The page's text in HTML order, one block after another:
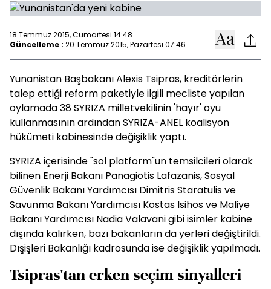
18 Temmuz 2015, Cumartesi 14:48
Güncelleme : 20 Temmuz 2015, Pazartesi 07:46
Yunanistan Başbakanı Alexis Tsipras, kreditörlerin
talep ettiği reform paketiyle ilgili mecliste yapılan
oylamada 38 SYRIZA milletvekilinin 'hayır' oyu
kullanmasının ardından SYRIZA-ANEL koalisyon
hükümeti kabinesinde değişiklik yaptı.
SYRIZA içerisinde "sol platform"un temsilcileri olarak
bilinen Enerji Bakanı Panagiotis Lafazanis, Sosyal
Güvenlik Bakanı Yardımcısı Dimitris Staratulis ve
Savunma Bakanı Yardımcısı Kostas Isihos ve Maliye
Bakanı Yardımcısı Nadia Valavani gibi isimler kabine
dışında kalırken, bazı bakanların da yerleri değiştirildi.
Dışişleri Bakanlığı kadrosunda ise değişiklik yapılmadı.
Tsipras'tan erken seçim sinyalleri